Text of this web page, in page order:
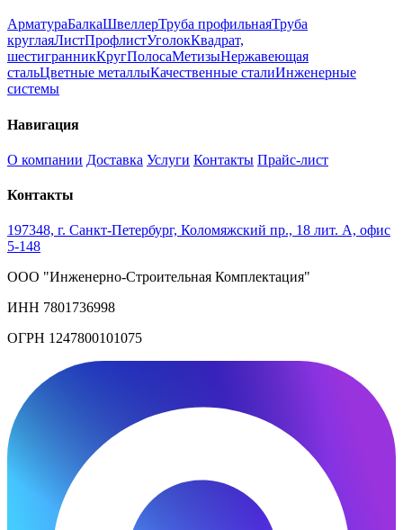
АрматураБалкаШвеллерТруба профильнаяТруба
круглаяЛистПрофлистУголокКвадрат,
шестигранникКругПолосаМетизыНержавеющая
стальЦветные металлыКачественные сталиИнженерные
системы
Навигация
О компании Доставка Услуги Контакты Прайс-лист
Контакты
197348, г. Санкт-Петербург, Коломяжский пр., 18 лит. А, офис
5-148
ООО "Инженерно-Строительная Комплектация"
ИНН 7801736998
ОГРН 1247800101075